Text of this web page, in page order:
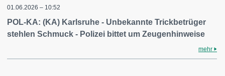
01.06.2026 – 10:52
POL-KA: (KA) Karlsruhe - Unbekannte Trickbetrüger
stehlen Schmuck - Polizei bittet um Zeugenhinweise
mehr